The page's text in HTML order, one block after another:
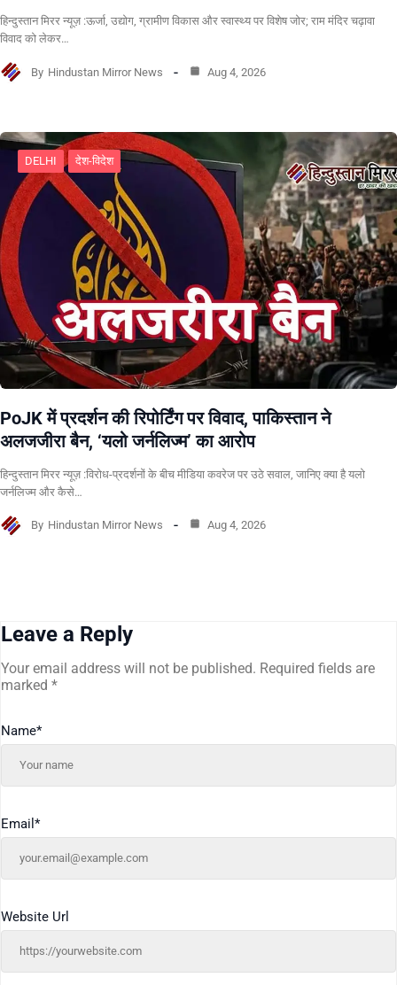
हिन्दुस्तान मिरर न्यूज़ :ऊर्जा, उद्योग, ग्रामीण विकास और स्वास्थ्य पर विशेष जोर; राम मंदिर चढ़ावा
विवाद को लेकर…
By Hindustan Mirror News Aug 4, 2026
DELHI देश-विदेश
PoJK में प्रदर्शन की रिपोर्टिंग पर विवाद, पाकिस्तान ने
अलजजीरा बैन, ‘यलो जर्नलिज्म’ का आरोप
हिन्दुस्तान मिरर न्यूज़ :विरोध-प्रदर्शनों के बीच मीडिया कवरेज पर उठे सवाल, जानिए क्या है यलो
जर्नलिज्म और कैसे…
By Hindustan Mirror News Aug 4, 2026
Leave a Reply
Your email address will not be published. Required fields are
marked *
Name*
Email *
Website Url